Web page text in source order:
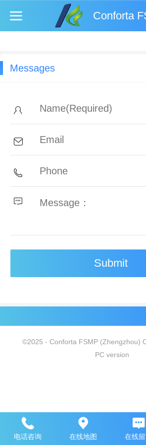
Conforta
Messages
©2025 - Conforta FSMP (Zhengzhou)
PC version
电话咨询 在线地图 在线